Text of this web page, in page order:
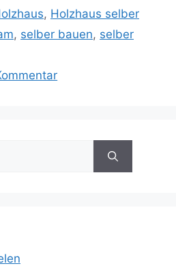
, Holzhaus selber
, selber bauen, selber